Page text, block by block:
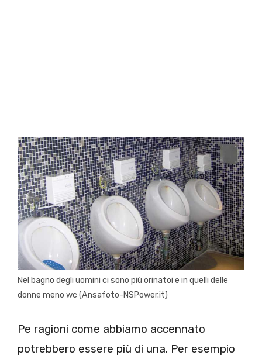
Nel bagno degli uomini ci sono più orinatoi e in quelli delle
donne meno wc (Ansafoto-NSPower.it)
Pe ragioni come abbiamo accennato
potrebbero essere più di una. Per esempio